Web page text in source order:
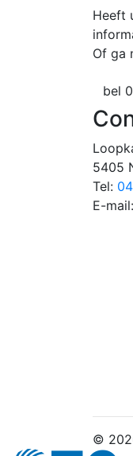
Heeft
Of ga
bel
5405
Tel:
E-mail:
©